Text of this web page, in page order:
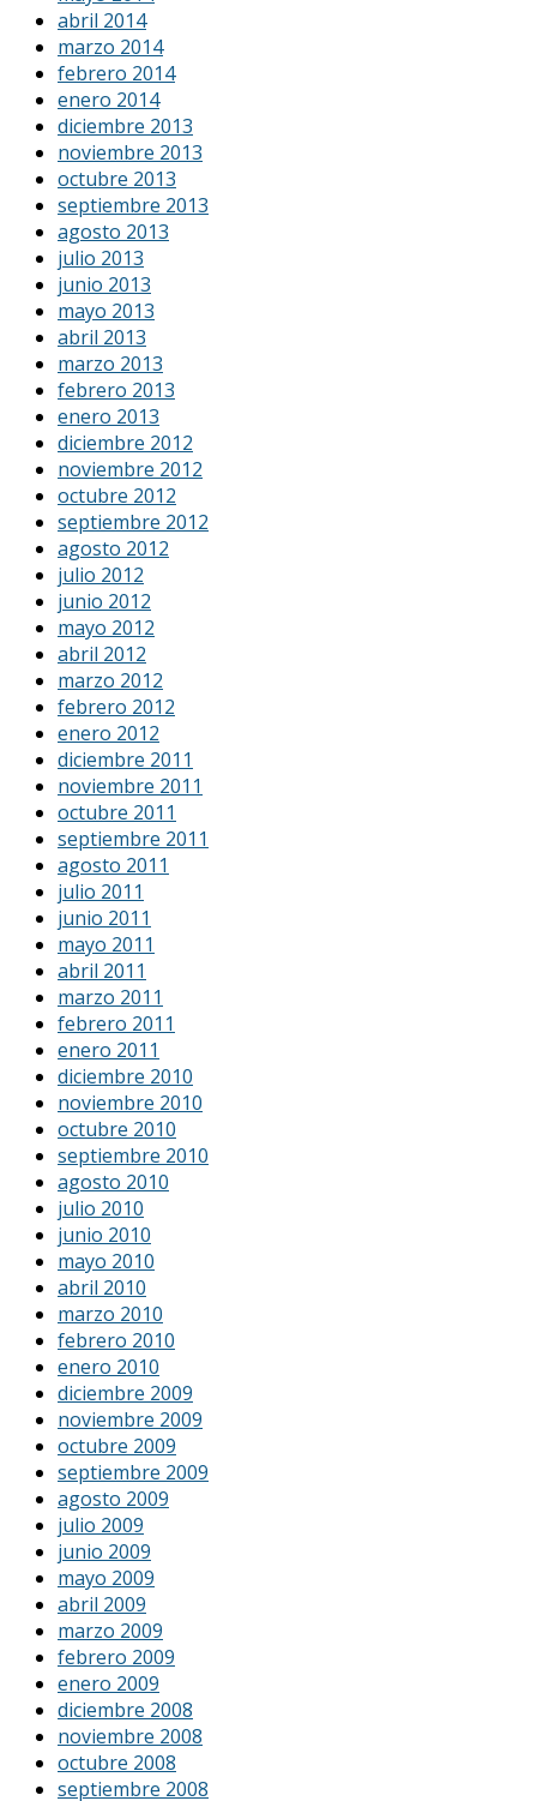
abril 2014
marzo 2014
febrero 2014
enero 2014
diciembre 2013
noviembre 2013
octubre 2013
septiembre 2013
agosto 2013
julio 2013
junio 2013
mayo 2013
abril 2013
marzo 2013
febrero 2013
enero 2013
diciembre 2012
noviembre 2012
octubre 2012
septiembre 2012
agosto 2012
julio 2012
junio 2012
mayo 2012
abril 2012
marzo 2012
febrero 2012
enero 2012
diciembre 2011
noviembre 2011
octubre 2011
septiembre 2011
agosto 2011
julio 2011
junio 2011
mayo 2011
abril 2011
marzo 2011
febrero 2011
enero 2011
diciembre 2010
noviembre 2010
octubre 2010
septiembre 2010
agosto 2010
julio 2010
junio 2010
mayo 2010
abril 2010
marzo 2010
febrero 2010
enero 2010
diciembre 2009
noviembre 2009
octubre 2009
septiembre 2009
agosto 2009
julio 2009
junio 2009
mayo 2009
abril 2009
marzo 2009
febrero 2009
enero 2009
diciembre 2008
noviembre 2008
octubre 2008
septiembre 2008